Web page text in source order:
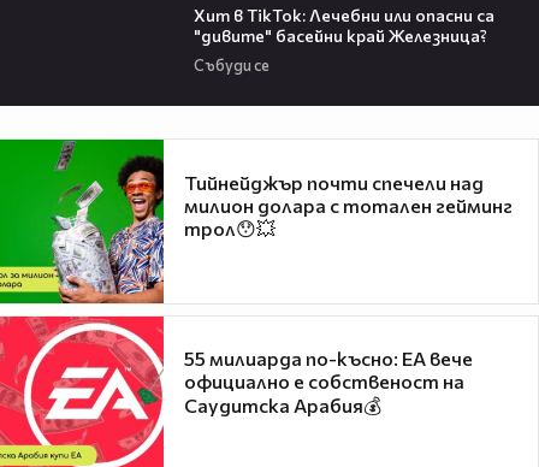
Хит в TikTok: Лечебни или опасни са
"дивите" басейни край Железница?
Събуди се
Тийнейджър почти спечели над
милион долара с тотален гейминг
трол😯💥
55 милиарда по-късно: EA вече
официално е собственост на
Саудитска Арабия💰